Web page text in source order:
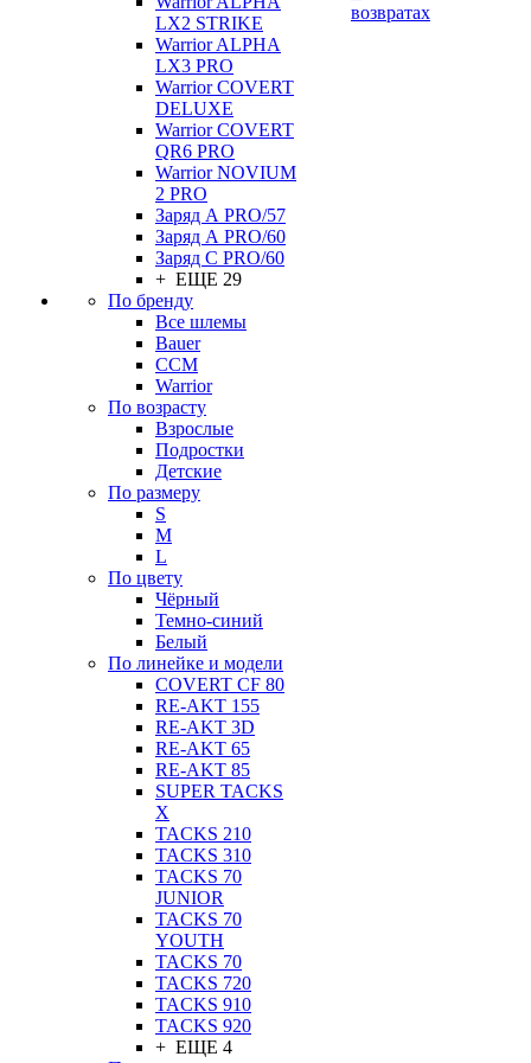
LX2 STRIKE
Warrior ALPHA
LX3 PRO
Warrior COVERT
DELUXE
Warrior COVERT
QR6 PRO
Warrior NOVIUM
2 PRO
Заряд А PRO/57
Заряд А PRO/60
Заряд С PRO/60
+ ЕЩЕ 29
По бренду
Все шлемы
Bauer
CCM
Warrior
По возрасту
Взрослые
Подростки
Детские
По размеру
S
M
L
По цвету
Чёрный
Темно-синий
Белый
По линейке и модели
COVERT CF 80
RE-AKT 155
RE-AKT 3D
RE-AKT 65
RE-AKT 85
SUPER TACKS
X
TACKS 210
TACKS 310
TACKS 70
JUNIOR
TACKS 70
YOUTH
TACKS 70
TACKS 720
TACKS 910
TACKS 920
+ ЕЩЕ 4
возвратах